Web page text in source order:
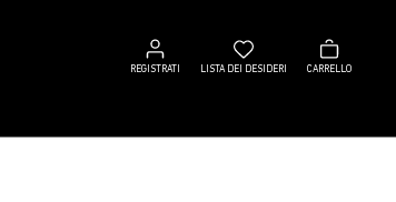
REGISTRATI
Registrati
LISTA DEI DESIDERI
Lista
dei
CARRELLO
Carrello